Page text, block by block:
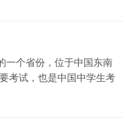
一个省份，位于中国东南
考试，也是中国中学生考